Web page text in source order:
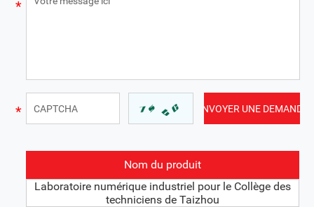
Nom du produit
Laboratoire numérique industriel pour le Collège des
techniciens de Taizhou